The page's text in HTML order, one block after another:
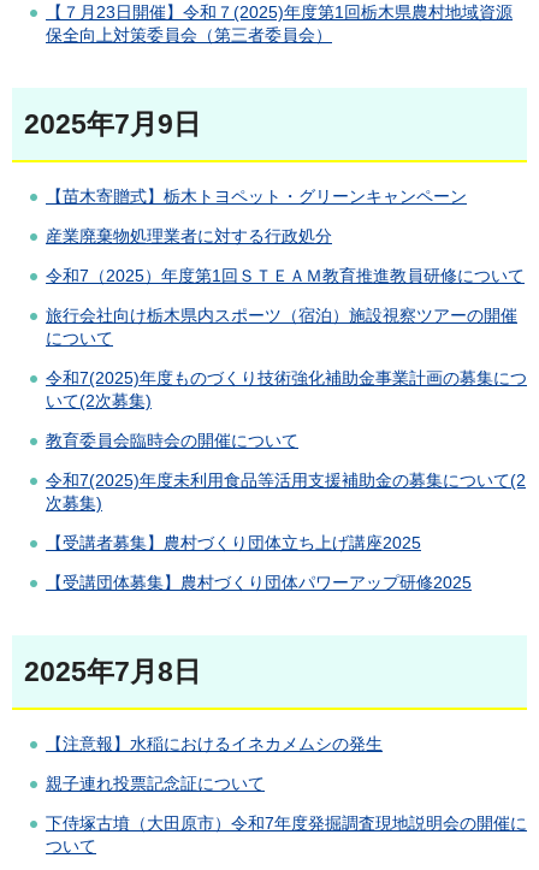
【７月23日開催】令和７(2025)年度第1回栃木県農村地域資源
保全向上対策委員会（第三者委員会）
2025年7月9日
【苗木寄贈式】栃木トヨペット・グリーンキャンペーン
産業廃棄物処理業者に対する行政処分
令和7（2025）年度第1回ＳＴＥＡＭ教育推進教員研修について
旅行会社向け栃木県内スポーツ（宿泊）施設視察ツアーの開催
について
令和7(2025)年度ものづくり技術強化補助金事業計画の募集につ
いて(2次募集)
教育委員会臨時会の開催について
令和7(2025)年度未利用食品等活用支援補助金の募集について(2
次募集)
【受講者募集】農村づくり団体立ち上げ講座2025
【受講団体募集】農村づくり団体パワーアップ研修2025
2025年7月8日
【注意報】水稲におけるイネカメムシの発生
親子連れ投票記念証について
下侍塚古墳（大田原市）令和7年度発掘調査現地説明会の開催に
ついて